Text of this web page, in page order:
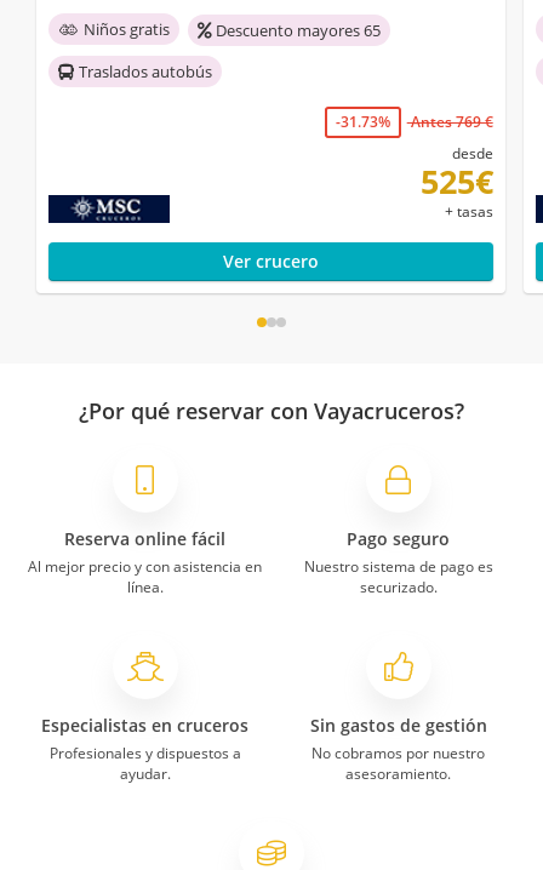
Niños gratis
Descuento mayores 65
Traslados autobús
-31.73%
Antes 769 €
desde
525€
+ tasas
Ver crucero
¿Por qué reservar con Vayacruceros?
Reserva online fácil
Al mejor precio y con asistencia en
línea.
Pago seguro
Nuestro sistema de pago es
securizado.
Especialistas en cruceros
Profesionales y dispuestos a
ayudar.
Sin gastos de gestión
No cobramos por nuestro
asesoramiento.